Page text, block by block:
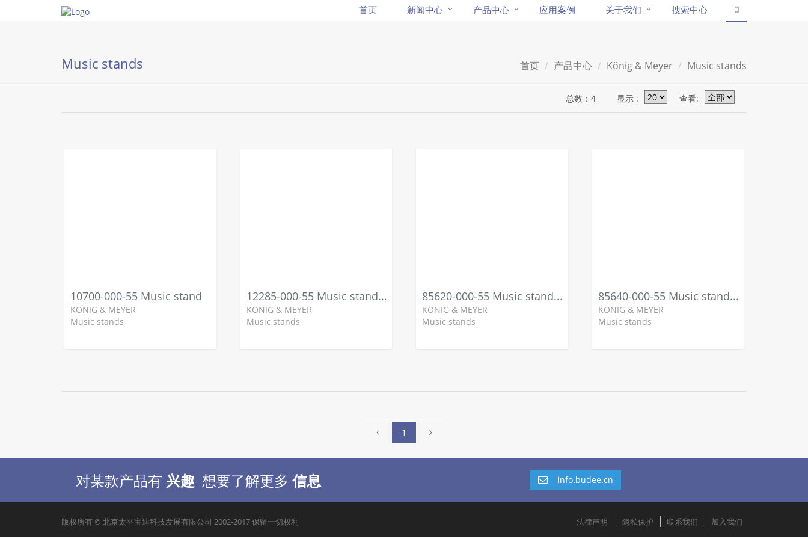
首页 新闻中心 产品中心 应用案例 关于我们 搜索中心
Music stands 首页 产品中心 König & Meyer Music stands
查看:
显示 :
总数：4
10700-000-55 Music stand
KÖNIG & MEYER
Music stands
12285-000-55 Music stand light
KÖNIG & MEYER
Music stands
85620-000-55 Music stand light »Mighty Bright - Xtra Flex«
KÖNIG & MEYER
Music stands
85640-000-55 Music stand light »Mighty Bright - Double Flex«
KÖNIG & MEYER
Music stands
1
对某款产品有 兴趣 想要了解更多信息 info.budee.cn
版权所有 © 北京太平宝迪科技发展有限公司 2002-2017 保留一切权利 法律声明 隐私保护 联系我们 加入我们